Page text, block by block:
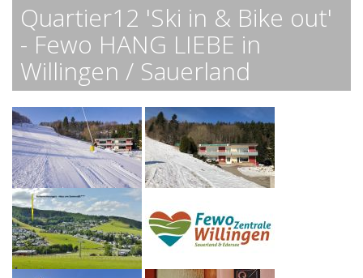
Quartier12 'Ski in & Bike out'
- Fewo HANG LIEBE in
Willingen / Sauerland